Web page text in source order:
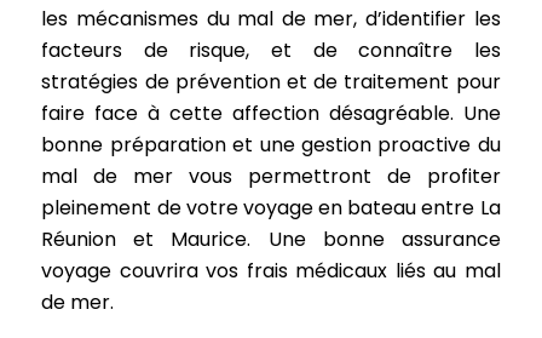
les mécanismes du mal de mer, d’identifier les
facteurs de risque, et de connaître les
stratégies de prévention et de traitement pour
faire face à cette affection désagréable. Une
bonne préparation et une gestion proactive du
mal de mer vous permettront de profiter
pleinement de votre voyage en bateau entre La
Réunion et Maurice. Une bonne assurance
voyage couvrira vos frais médicaux liés au mal
de mer.